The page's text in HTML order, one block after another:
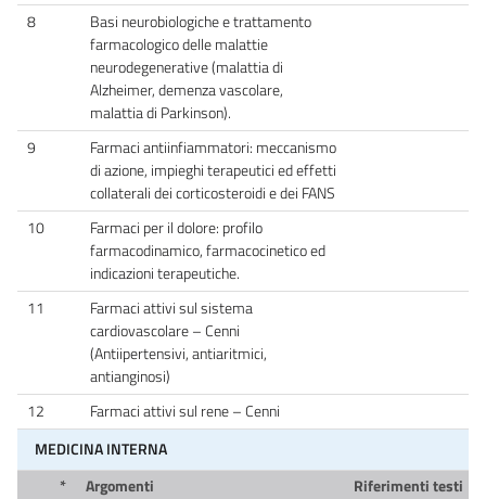
8
Basi neurobiologiche e trattamento
farmacologico delle malattie
neurodegenerative (malattia di
Alzheimer, demenza vascolare,
malattia di Parkinson).
9
Farmaci antiinfiammatori: meccanismo
di azione, impieghi terapeutici ed effetti
collaterali dei corticosteroidi e dei FANS
10
Farmaci per il dolore: profilo
farmacodinamico, farmacocinetico ed
indicazioni terapeutiche.
11
Farmaci attivi sul sistema
cardiovascolare – Cenni
(Antiipertensivi, antiaritmici,
antianginosi)
12
Farmaci attivi sul rene – Cenni
MEDICINA INTERNA
*
Argomenti
Riferimenti testi